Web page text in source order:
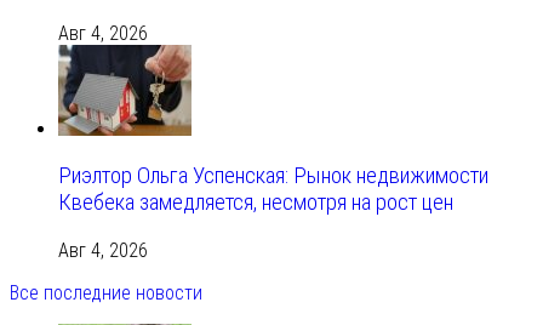
Авг 4, 2026
Риэлтор Ольга Успенская: Рынок недвижимости
Квебека замедляется, несмотря на рост цен
Авг 4, 2026
Все последние новости